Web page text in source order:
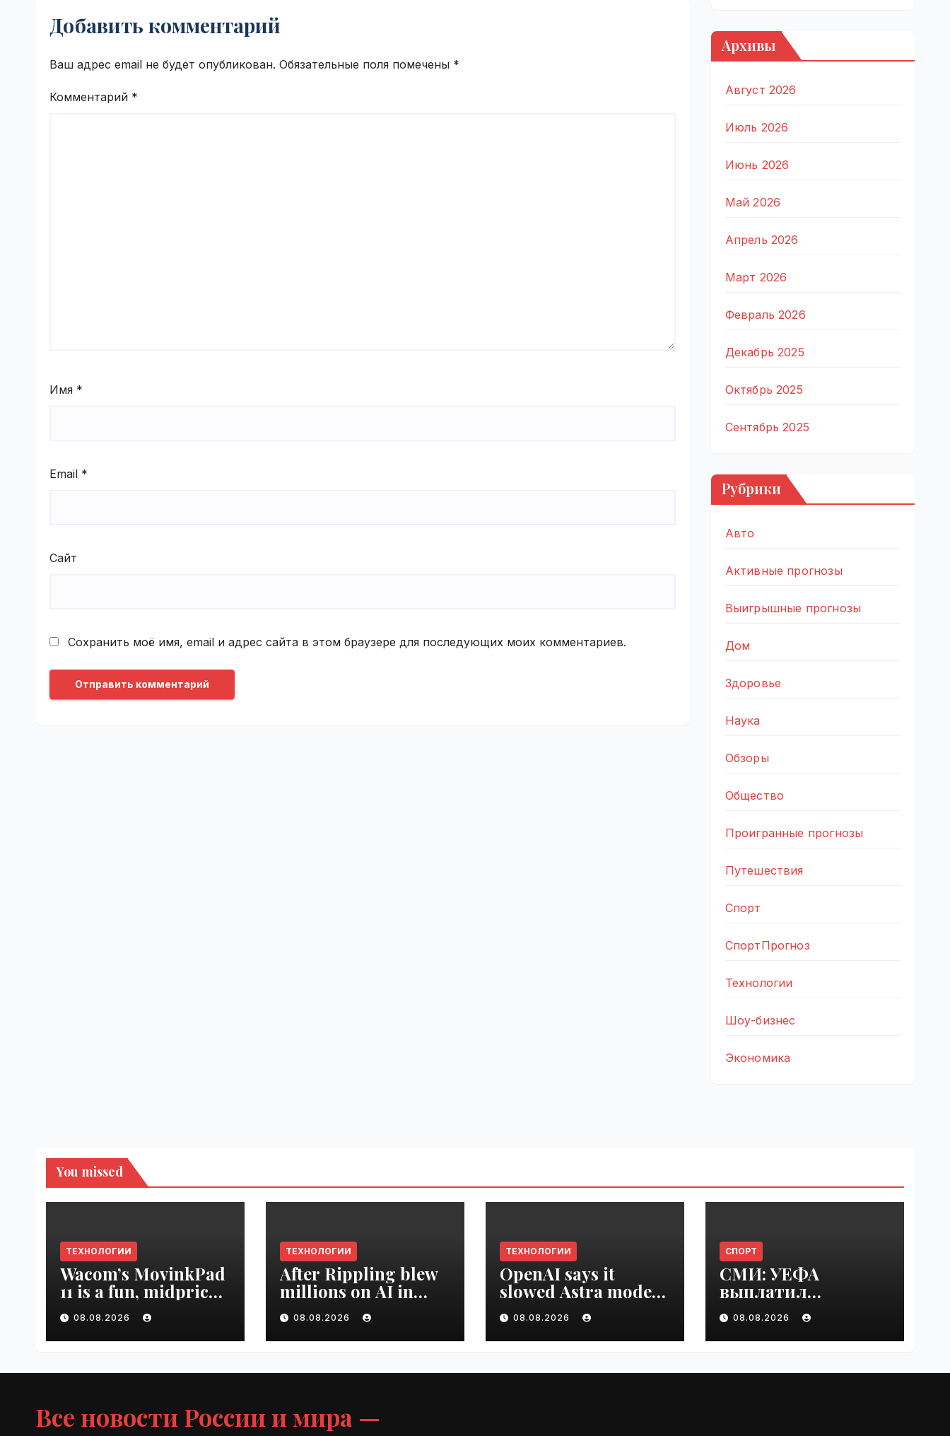
Добавить комментарий
Ваш адрес email не будет опубликован. Обязательные поля помечены *
Комментарий *
Имя *
Email *
Сайт
Сохранить моё имя, email и адрес сайта в этом браузере для последующих моих комментариев.
Архивы
Август 2026
Июль 2026
Июнь 2026
Май 2026
Апрель 2026
Март 2026
Февраль 2026
Декабрь 2025
Октябрь 2025
Сентябрь 2025
Рубрики
Авто
Активные прогнозы
Выигрышные прогнозы
Дом
Здоровье
Наука
Обзоры
Общество
Проигранные прогнозы
Путешествия
Спорт
СпортПрогноз
Технологии
Шоу-бизнес
Экономика
You missed
ТЕХНОЛОГИИ
Wacom’s MovinkPad
11 is a fun, midpriced
entry point for
digital artists |
VseTime.ru
08.08.2026
ТЕХНОЛОГИИ
After Rippling blew
millions on AI in
months, it built an
employee ROI tool |
VseTime.ru
08.08.2026
ТЕХНОЛОГИИ
OpenAI says it
slowed Astra model
development over
security concerns |
VseTime.ru
08.08.2026
СПОРТ
СМИ: УЕФА
выплатил
шестизначную
сумму любовнице
Инфантино |
08.08.2026
Все новости России и мира —